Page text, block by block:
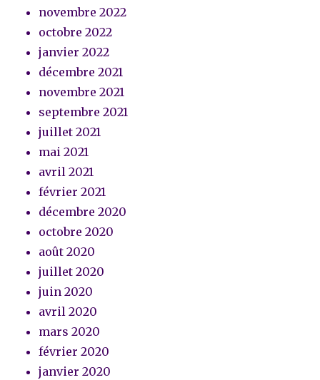
novembre 2022
octobre 2022
janvier 2022
décembre 2021
novembre 2021
septembre 2021
juillet 2021
mai 2021
avril 2021
février 2021
décembre 2020
octobre 2020
août 2020
juillet 2020
juin 2020
avril 2020
mars 2020
février 2020
janvier 2020